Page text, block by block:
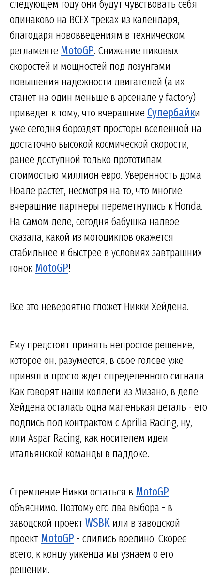
следующем году они будут чувствовать себя
одинаково на ВСЕХ треках из календаря,
благодаря нововведениям в техническом
регламенте MotoGP. Снижение пиковых
скоростей и мощностей под лозунгами
повышения надежности двигателей (а их
станет на один меньше в арсенале у factory)
приведет к тому, что вчерашние Супербайки
уже сегодня бороздят просторы вселенной на
достаточно высокой космической скорости,
ранее доступной только прототипам
стоимостью миллион евро. Уверенность дома
Ноале растет, несмотря на то, что многие
вчерашние партнеры переметнулись к Honda.
На самом деле, сегодня бабушка надвое
сказала, какой из мотоциклов окажется
стабильнее и быстрее в условиях завтрашних
гонок MotoGP!
Все это невероятно гложет Никки Хейдена.
Ему предстоит принять непростое решение,
которое он, разумеется, в свое голове уже
принял и просто ждет определенного сигнала.
Как говорят наши коллеги из Мизано, в деле
Хейдена осталась одна маленькая деталь - его
подпись под контрактом с Aprilia Racing, ну,
или Aspar Racing, как носителем идеи
итальянской команды в паддоке.
Стремление Никки остаться в MotoGP
объяснимо. Поэтому его два выбора - в
заводской проектWSBK или в заводской
проект MotoGP - слились воедино. Скорее
всего, к концу уикенда мы узнаем о его
решении.